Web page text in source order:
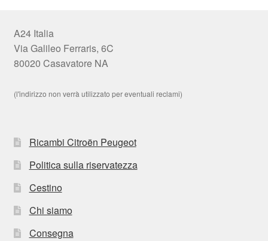
A24 Italia
Via Galileo Ferraris, 6C
80020 Casavatore NA
(l'indirizzo non verrà utilizzato per eventuali reclami)
Ricambi Citroën Peugeot
Politica sulla riservatezza
Cestino
Chi siamo
Consegna